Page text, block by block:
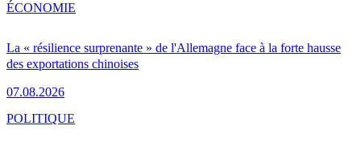
La « résilience surprenante » de l'Allemagne face à la forte hausse
des exportations chinoises
07.08.2026
ÉCONOMIE
POLITIQUE